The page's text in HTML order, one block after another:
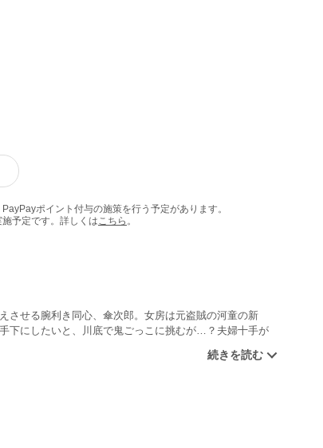
ポイント付与の施策を行う予定があります。
予定です。詳しくは こちら 。
させる腕利き同心、傘次郎。女房は元盗賊の河童の新
下にしたいと、川底で鬼ごっこに挑むが…？夫婦十手が